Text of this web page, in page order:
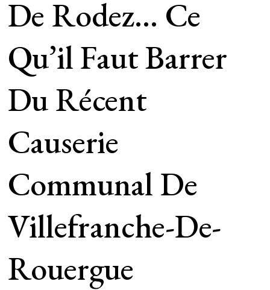
De Rodez… Ce
Qu’il Faut Barrer
Du Récent
Causerie
Communal De
Villefranche-De-
Rouergue